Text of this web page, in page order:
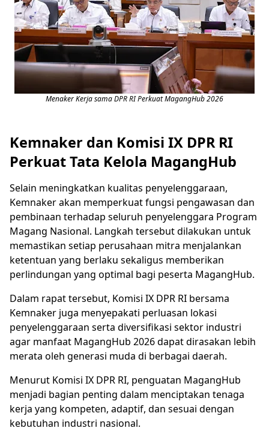
Menaker Kerja sama DPR RI Perkuat MagangHub 2026
Kemnaker dan Komisi IX DPR RI
Perkuat Tata Kelola MagangHub
Selain meningkatkan kualitas penyelenggaraan,
Kemnaker akan memperkuat fungsi pengawasan dan
pembinaan terhadap seluruh penyelenggara Program
Magang Nasional. Langkah tersebut dilakukan untuk
memastikan setiap perusahaan mitra menjalankan
ketentuan yang berlaku sekaligus memberikan
perlindungan yang optimal bagi peserta MagangHub.
Dalam rapat tersebut, Komisi IX DPR RI bersama
Kemnaker juga menyepakati perluasan lokasi
penyelenggaraan serta diversifikasi sektor industri
agar manfaat MagangHub 2026 dapat dirasakan lebih
merata oleh generasi muda di berbagai daerah.
Menurut Komisi IX DPR RI, penguatan MagangHub
menjadi bagian penting dalam menciptakan tenaga
kerja yang kompeten, adaptif, dan sesuai dengan
kebutuhan industri nasional.